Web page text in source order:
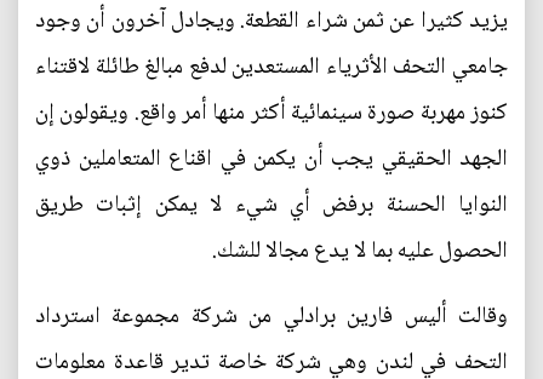
يزيد كثيرا عن ثمن شراء القطعة. ويجادل آخرون أن وجود
جامعي التحف الأثرياء المستعدين لدفع مبالغ طائلة لاقتناء
كنوز مهربة صورة سينمائية أكثر منها أمر واقع. ويقولون إن
الجهد الحقيقي يجب أن يكمن في اقناع المتعاملين ذوي
النوايا الحسنة برفض أي شيء لا يمكن إثبات طريق
الحصول عليه بما لا يدع مجالا للشك.
وقالت أليس فارين برادلي من شركة مجموعة استرداد
التحف في لندن وهي شركة خاصة تدير قاعدة معلومات